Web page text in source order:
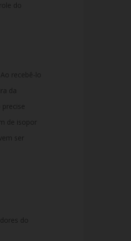
do
recebê-lo
da
de isopor
ser
do